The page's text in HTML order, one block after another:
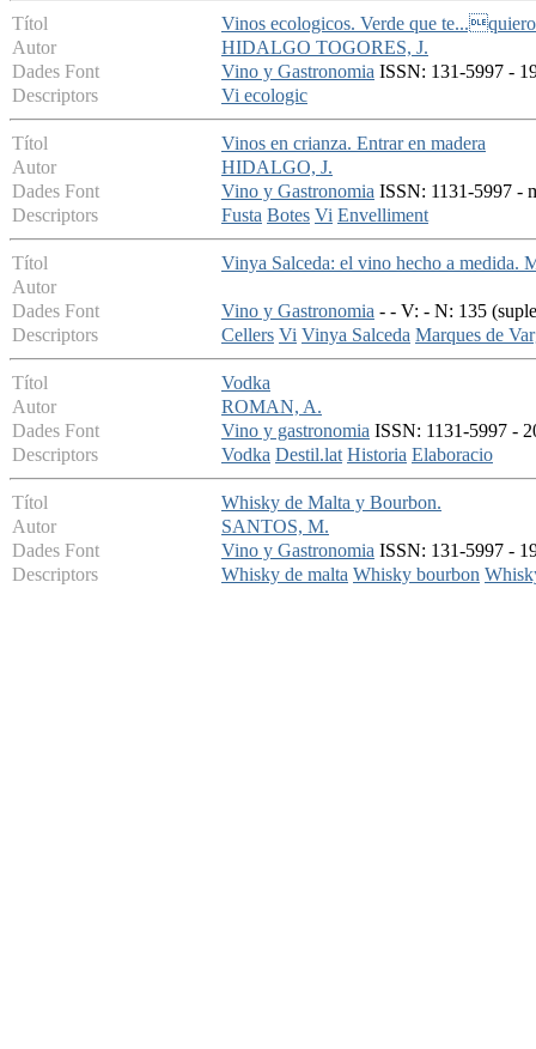
Títol
Vinos ecologicos. Verde que
Autor
HIDALGO TOGORES, J.
Dades Font
Vino y Gastronomia ISSN: 131-5997 -
Descriptors
Vi ecologic
Títol
Vinos en crianza. Entrar en madera
Autor
HIDALGO, J.
Dades Font
Vino y Gastronomia ISSN: 1131-5997 -
Descriptors
Fusta Botes Vi Envelliment
Títol
Vinya Salceda: el vino hecho a medida.
Autor
Dades Font
Vino y Gastronomia - - V: - N: 135
Descriptors
Cellers Vi Vinya Salceda Marques de
Títol
Vodka
Autor
ROMAN, A.
Dades Font
Vino y gastronomia ISSN: 1131-5997 -
Descriptors
Vodka Destil.lat Historia Elaboracio
Títol
Whisky de Malta y Bourbon.
Autor
SANTOS, M.
Dades Font
Vino y Gastronomia ISSN: 131-5997 -
Descriptors
Whisky de malta Whisky bourbon